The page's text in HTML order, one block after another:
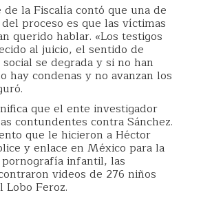
la Fiscalía contó que una de
proceso es que las víctimas
querido hablar. «Los testigos
al juicio, el sentido de
se degrada y si no han
hay condenas y no avanzan los
que el ente investigador
contundentes contra Sánchez.
que le hicieron a Héctor
y enlace en México para la
infantil, las
videos de 276 niños
Lobo Feroz.